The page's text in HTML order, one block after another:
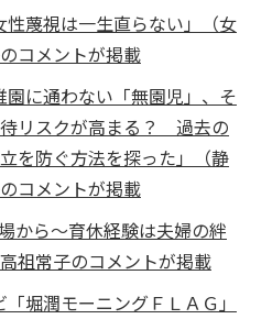
性蔑視は一生直らない」（女
コメントが掲載
園に通わない「無園児」、そ
リスクが高まる？ 過去の
を防ぐ方法を探った」（静
コメントが掲載
から～育休経験は夫婦の絆
祖常子のコメントが掲載
堀潤モーニングＦＬＡＧ」